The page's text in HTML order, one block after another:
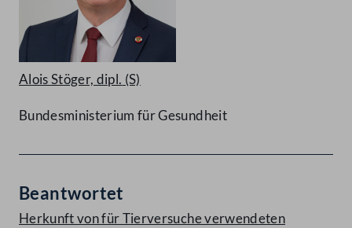
Alois Stöger, dipl. (S)
Bundesministerium für Gesundheit
Beantwortet
Herkunft von für Tierversuche verwendeten